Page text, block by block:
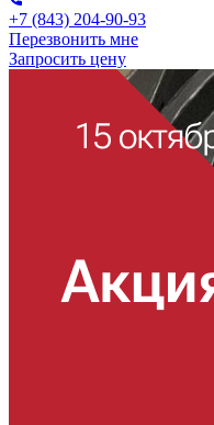
+7 (843) 204-90-93
Перезвонить мне
Запросить цену